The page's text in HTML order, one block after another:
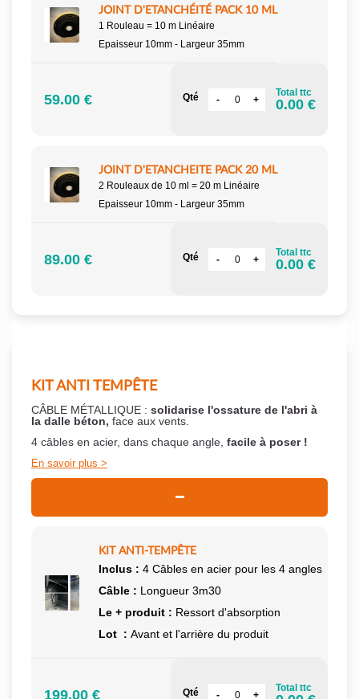
JOINT D'ETANCHÉITÉ PACK 10 ML
1 Rouleau = 10 m Linéaire
Epaisseur 10mm - Largeur 35mm
59.00 € Qté Total ttc
0.00 €
JOINT D'ETANCHEITE PACK 20 ML
2 Rouleaux de 10 ml = 20 m Linéaire
Epaisseur 10mm - Largeur 35mm
89.00 € Qté Total ttc
0.00 €
KIT ANTI TEMPÊTE
CÂBLE MÉTALLIQUE : solidarise l'ossature de l'abri à
la dalle béton, face aux vents.
4 câbles en acier, dans chaque angle, facile à poser !
En savoir plus
KIT ANTI-TEMPÊTE
Inclus : 4 Câbles en acier pour les 4 angles
Câble : Longueur 3m30
Le + produit : Ressort d'absorption
Lot : Avant et l'arrière du produit
199.00 € Qté Total ttc